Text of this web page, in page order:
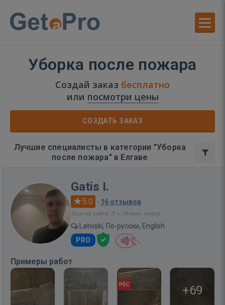
Уборка после пожара
Создай заказ бесплатно
или посмотри цены
СОЗДАТЬ ЗАКАЗ
Лучшие специалисты в категории "Уборка
после пожара" в Елгаве
Gatis I.
5.0 · 16 отзывов
Был на сайте: 3 ч. 58 мин. назад
Latviski, По-русски, English
PRO
Примеры работ
+69